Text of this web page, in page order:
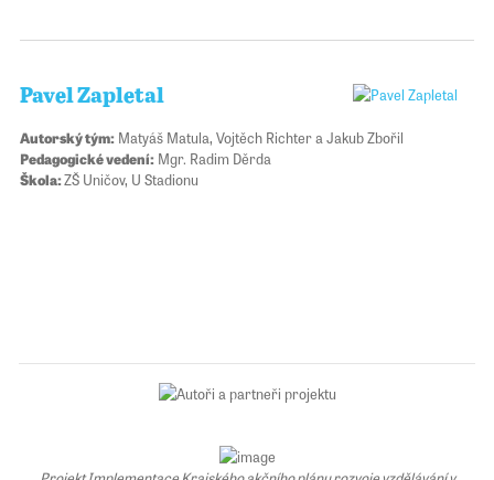
Pavel Zapletal
Autorský tým: Matyáš Matula, Vojtěch Richter a Jakub Zbořil
Pedagogické vedení: Mgr. Radim Děrda
Škola:ZŠ Uničov, U Stadionu